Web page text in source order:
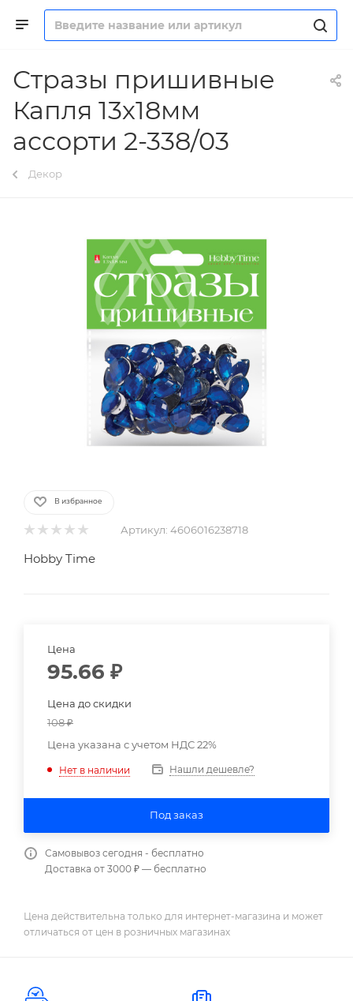
Стразы пришивные
Капля 13х18мм
ассорти 2-338/03
Декор
В избранное
Артикул: 4606016238718
Hobby Time
Цена
95.66 ₽
Цена до скидки
108₽
Цена указана с учетом НДС 22%
Нет в наличии Нашли дешевле?
Под заказ
Самовывоз сегодня - бесплатно
Доставка от 3000 ₽ — бесплатно
Цена действительна только для интернет-магазина и может
отличаться от цен в розничных магазинах